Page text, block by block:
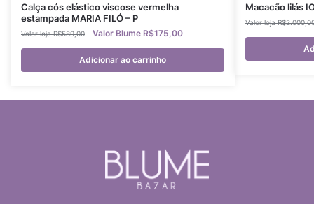
Calça cós elástico viscose vermelha
estampada MARIA FILÓ – P
R$589,00 R$175,00
Adicionar ao carrinho
Macacão lilás
R$